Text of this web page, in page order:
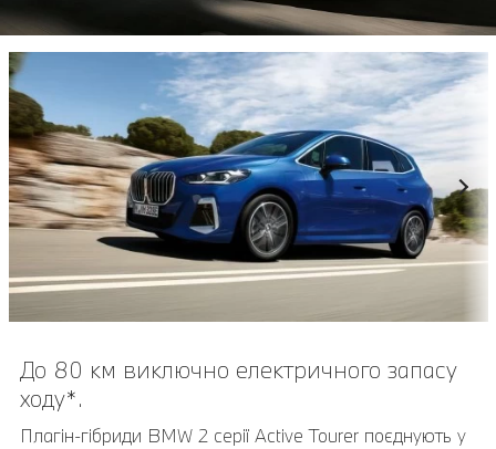
До 80 км виключно електричного запасу
ходу*.
Плагін-гібриди BMW 2 серії Active Tourer поєднують у